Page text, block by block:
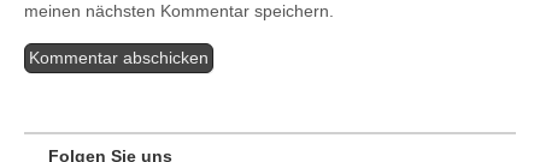
meinen nächsten Kommentar speichern.
Folgen Sie uns